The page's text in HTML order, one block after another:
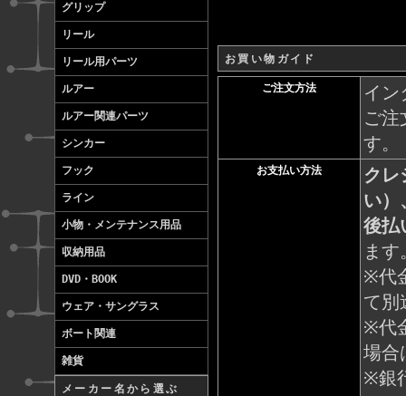
グリップ
リール
リール用パーツ
ルアー
ルアー関連パーツ
シンカー
フック
ライン
小物・メンテナンス用品
収納用品
DVD・BOOK
ウェア・サングラス
ボート関連
雑貨
メーカー名から選ぶ
お買い物ガイド
ご注文方法
イン
ご注
す。
お支払い方法
クレ
い）
後払
ます
※代
て別
※代
場合
※銀